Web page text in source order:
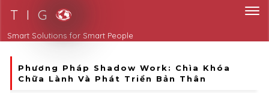
T I G
Phương Pháp Shadow Work: Chìa Khóa
Chữa Lành Và Phát Triển Bản Thân